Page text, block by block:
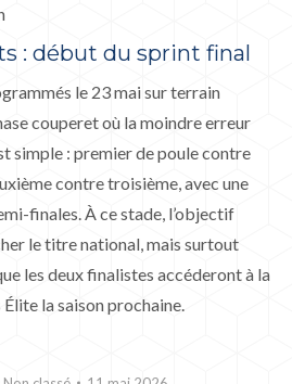
: début du sprint final
le 23 mai sur terrain
couperet où la moindre erreur
simple : premier de poule contre
contre troisième, avec une
finales. À ce stade, l’objectif
le titre national, mais surtout
les deux finalistes accéderont à la
la saison prochaine.